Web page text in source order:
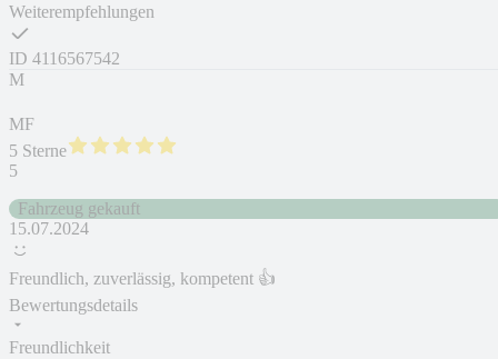
Weiterempfehlungen
ID 4116567542
M
MF
5 Sterne
5
Fahrzeug gekauft
15.07.2024
Freundlich, zuverlässig, kompetent 👍
Bewertungsdetails
Freundlichkeit